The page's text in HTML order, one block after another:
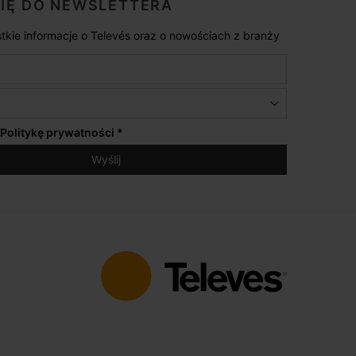
DO NEWSLETTERA
informacje o Televés oraz o nowościach z branży
Politykę prywatności *